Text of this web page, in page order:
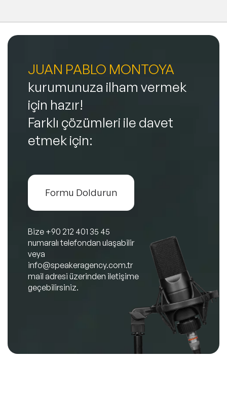
JUAN PABLO MONTOYA
kurumunuza ilham vermek
için hazır!
Farklı çözümleri ile davet
etmek için:
Formu Doldurun
Bize +90 212 401 35 45
numaralı telefondan ulaşabilir
veya
info@speakeragency.com.tr
mail adresi üzerinden iletişime
geçebilirsiniz.